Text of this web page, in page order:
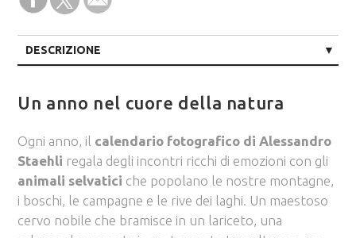
DESCRIZIONE
Un anno nel cuore della natura
Ogni anno, il calendario fotografico di Alessandro
Staehli regala degli incontri ricchi di emozioni con gli
animali selvatici che popolano le nostre montagne,
i boschi, le campagne e le rive dei laghi. Un maestoso
cervo nobile che bramisce in un lariceto, una